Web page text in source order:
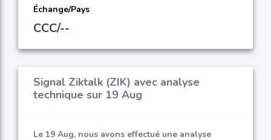
Échange/Pays
CCC/--
Signal Ziktalk (ZIK) avec analyse
technique sur 19 Aug
Le 19 Aug, nous avons effectué une analyse